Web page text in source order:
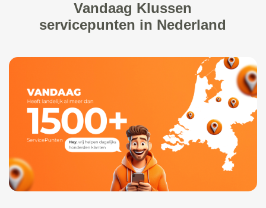
Vandaag Klussen
servicepunten in Nederland